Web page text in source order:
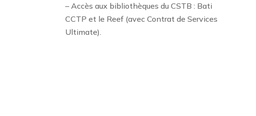
– Accès aux bibliothèques du CSTB : Bati
CCTP et le Reef (avec Contrat de Services
Ultimate).